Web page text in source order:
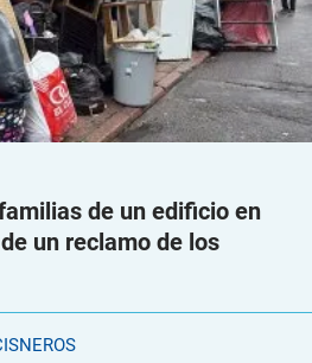
de un edificio en
un reclamo de los